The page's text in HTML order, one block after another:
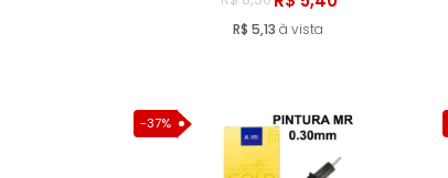
R$ 5,13 à vista
-37%